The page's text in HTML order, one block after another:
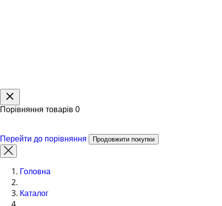
Порівняння товарів 0
Перейти до порівняння Продовжити покупки
Головна
Каталог